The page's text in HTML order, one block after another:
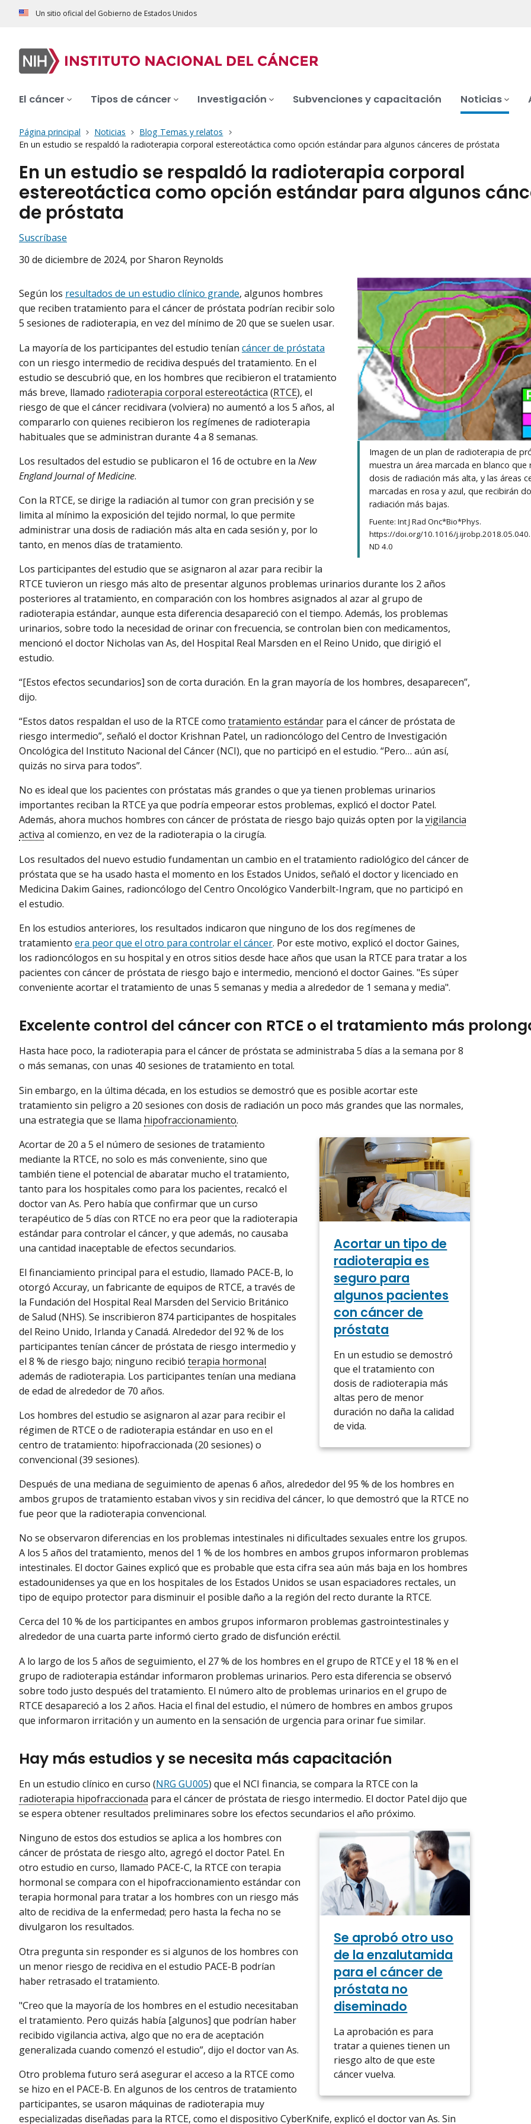
Un sitio oficial del Gobierno de Estados Unidos
El cáncer Tipos de cáncer Investigación Subvenciones y capacitación Noticias
Página principal Noticias
Blog Temas y relatos
En un estudio se respaldó la radioterapia corporal estereotáctica como opción estándar para algunos cánceres de próstata
En un estudio se respaldó la radioterapia corporal
estereotáctica como opción estándar para algunos
de próstata
Suscríbase
30 de diciembre de 2024, por Sharon Reynolds
Imagen de un plan de radioterapia de
muestra un área marcada en blanco que
dosis de radiación más alta, y las áreas
marcadas en rosa y azul, que recibirán
radiación más bajas.
Fuente: Int J Rad Onc*Bio*Phys.
https://doi.org/10.1016/j.ijrobp.2018.05.040.
ND 4.0
Según los resultados de un estudio clínico grande, algunos hombres
que reciben tratamiento para el cáncer de próstata podrían recibir solo
5 sesiones de radioterapia, en vez del mínimo de 20 que se suelen usar.
La mayoría de los participantes del estudio tenían cáncer de próstata
con un riesgo intermedio de recidiva después del tratamiento. En el
estudio se descubrió que, en los hombres que recibieron el tratamiento
más breve, llamado radioterapia corporal estereotáctica (RTCE), el
riesgo de que el cáncer recidivara (volviera) no aumentó a los 5 años, al
compararlo con quienes recibieron los regímenes de radioterapia
habituales que se administran durante 4 a 8 semanas.
Los resultados del estudio se publicaron el 16 de octubre en la New
England Journal of Medicine.
Con la RTCE, se dirige la radiación al tumor con gran precisión y se
limita al mínimo la exposición del tejido normal, lo que permite
administrar una dosis de radiación más alta en cada sesión y, por lo
tanto, en menos días de tratamiento.
Los participantes del estudio que se asignaron al azar para recibir la
RTCE tuvieron un riesgo más alto de presentar algunos problemas urinarios durante los 2 años
posteriores al tratamiento, en comparación con los hombres asignados al azar al grupo de
radioterapia estándar, aunque esta diferencia desapareció con el tiempo. Además, los problemas
urinarios, sobre todo la necesidad de orinar con frecuencia, se controlan bien con medicamentos,
mencionó el doctor Nicholas van As, del Hospital Real Marsden en el Reino Unido, que dirigió el
estudio.
“[Estos efectos secundarios] son ​​de corta duración. En la gran mayoría de los hombres, desaparecen”,
dijo.
“Estos datos respaldan el uso de la RTCE como tratamiento estándar para el cáncer de próstata de
riesgo intermedio”, señaló el doctor Krishnan Patel, un radioncólogo del Centro de Investigación
Oncológica del Instituto Nacional del Cáncer (NCI), que no participó en el estudio. “Pero… aún así,
quizás no sirva para todos”.
No es ideal que los pacientes con próstatas más grandes o que ya tienen problemas urinarios
importantes reciban la RTCE ya que podría empeorar estos problemas, explicó el doctor Patel.
Además, ahora muchos hombres con cáncer de próstata de riesgo bajo quizás opten por la vigilancia
activa al comienzo, en vez de la radioterapia o la cirugía.
Los resultados del nuevo estudio fundamentan un cambio en el tratamiento radiológico del cáncer de
próstata que se ha usado hasta el momento en los Estados Unidos, señaló el doctor y licenciado en
Medicina Dakim Gaines, radioncólogo del Centro Oncológico Vanderbilt-Ingram, que no participó en
el estudio.
En los estudios anteriores, los resultados indicaron que ninguno de los dos regímenes de
tratamiento era peor que el otro para controlar el cáncer. Por este motivo, explicó el doctor Gaines,
los radioncólogos en su hospital y en otros sitios desde hace años que usan la RTCE para tratar a los
pacientes con cáncer de próstata de riesgo bajo e intermedio, mencionó el doctor Gaines. "Es súper
conveniente acortar el tratamiento de unas 5 semanas y media a alrededor de 1 semana y media".
Excelente control del cáncer con RTCE o el tratamiento más
Hasta hace poco, la radioterapia para el cáncer de próstata se administraba 5 días a la semana por 8
o más semanas, con unas 40 sesiones de tratamiento en total.
Sin embargo, en la última década, en los estudios se demostró que es posible acortar este
tratamiento sin peligro a 20 sesiones con dosis de radiación un poco más grandes que las normales,
una estrategia que se llama hipofraccionamiento.
Acortar un tipo de
radioterapia es
seguro para
algunos pacientes
con cáncer de
próstata
En un estudio se demostró
que el tratamiento con
dosis de radioterapia más
altas pero de menor
duración no daña la calidad
de vida.
Acortar de 20 a 5 el número de sesiones de tratamiento
mediante la RTCE, no solo es más conveniente, sino que
también tiene el potencial de abaratar mucho el tratamiento,
tanto para los hospitales como para los pacientes, recalcó el
doctor van As. Pero había que confirmar que un curso
terapéutico de 5 días con RTCE no era peor que la radioterapia
estándar para controlar el cáncer, y que además, no causaba
una cantidad inaceptable de efectos secundarios.
El financiamiento principal para el estudio, llamado PACE-B, lo
otorgó Accuray, un fabricante de equipos de RTCE, a través de
la Fundación del Hospital Real Marsden del Servicio Británico
de Salud (NHS). Se inscribieron 874 participantes de hospitales
del Reino Unido, Irlanda y Canadá. Alrededor del 92 % de los
participantes tenían cáncer de próstata de riesgo intermedio y
el 8 % de riesgo bajo; ninguno recibió terapia hormonal
además de radioterapia. Los participantes tenían una mediana
de edad de alrededor de 70 años.
Los hombres del estudio se asignaron al azar para recibir el
régimen de RTCE o de radioterapia estándar en uso en el
centro de tratamiento: hipofraccionada (20 sesiones) o
convencional (39 sesiones).
Después de una mediana de seguimiento de apenas 6 años, alrededor del 95 % de los hombres en
ambos grupos de tratamiento estaban vivos y sin recidiva del cáncer, lo que demostró que la RTCE no
fue peor que la radioterapia convencional.
No se observaron diferencias en los problemas intestinales ni dificultades sexuales entre los grupos.
A los 5 años del tratamiento, menos del 1 % de los hombres en ambos grupos informaron problemas
intestinales. El doctor Gaines explicó que es probable que esta cifra sea aún más baja en los hombres
estadounidenses ya que en los hospitales de los Estados Unidos se usan espaciadores rectales, un
tipo de equipo protector para disminuir el posible daño a la región del recto durante la RTCE.
Cerca del 10 % de los participantes en ambos grupos informaron problemas gastrointestinales y
alrededor de una cuarta parte informó cierto grado de disfunción eréctil.
A lo largo de los 5 años de seguimiento, el 27 % de los hombres en el grupo de RTCE y el 18 % en el
grupo de radioterapia estándar informaron problemas urinarios. Pero esta diferencia se observó
sobre todo justo después del tratamiento. El número alto de problemas urinarios en el grupo de
RTCE desapareció a los 2 años. Hacia el final del estudio, el número de hombres en ambos grupos
que informaron irritación y un aumento en la sensación de urgencia para orinar fue similar.
Hay más estudios y se necesita más capacitación
En un estudio clínico en curso (NRG GU005) que el NCI financia, se compara la RTCE con la
radioterapia hipofraccionada para el cáncer de próstata de riesgo intermedio. El doctor Patel dijo que
se espera obtener resultados preliminares sobre los efectos secundarios el año próximo.
Se aprobó otro uso
de la enzalutamida
para el cáncer de
próstata no
diseminado
La aprobación es para
tratar a quienes tienen un
riesgo alto de que este
cáncer vuelva.
Ninguno de estos dos estudios se aplica a los hombres con
cáncer de próstata de riesgo alto, agregó el doctor Patel. En
otro estudio en curso, llamado PACE-C, la RTCE con terapia
hormonal se compara con el hipofraccionamiento estándar con
terapia hormonal para tratar a los hombres con un riesgo más
alto de recidiva de la enfermedad; pero hasta la fecha no se
divulgaron los resultados.
Otra pregunta sin responder es si algunos de los hombres con
un menor riesgo de recidiva en el estudio PACE-B podrían
haber retrasado el tratamiento.
"Creo que la mayoría de los hombres en el estudio necesitaban
el tratamiento. Pero quizás había [algunos] que podrían haber
recibido vigilancia activa, algo que no era de aceptación
generalizada cuando comenzó el estudio”, dijo el doctor van As.
Otro problema futuro será asegurar el acceso a la RTCE como
se hizo en el PACE-B. En algunos de los centros de tratamiento
participantes, se usaron máquinas de radioterapia muy
especializadas diseñadas para la RTCE, como el dispositivo CyberKnife, explicó el doctor van As. Sin